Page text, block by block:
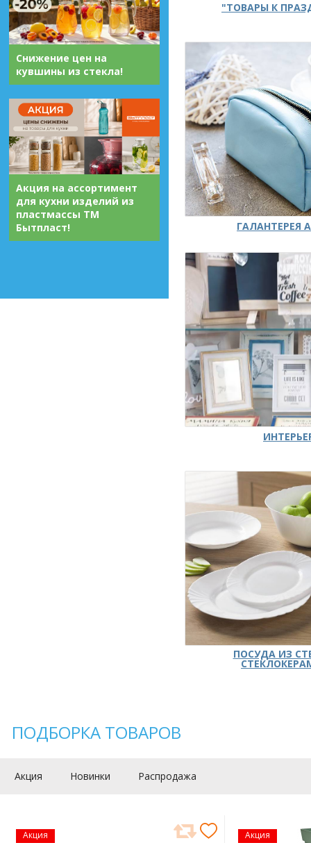
Снижение цен на
кувшины из стекла!
Акция на ассортимент
для кухни изделий из
пластмассы ТМ
Бытпласт!
"ТОВАРЫ К
ГАЛАНТЕРЕЯ
ПОСУДА ИЗ
ПОДБОРКА ТОВАРОВ
Акция Новинки Распродажа
Акция Акция